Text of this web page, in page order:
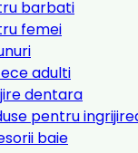
barbati
femei
adulti
dentara
pentru
baie